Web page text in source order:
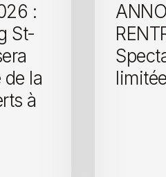
:
St-
de la
à